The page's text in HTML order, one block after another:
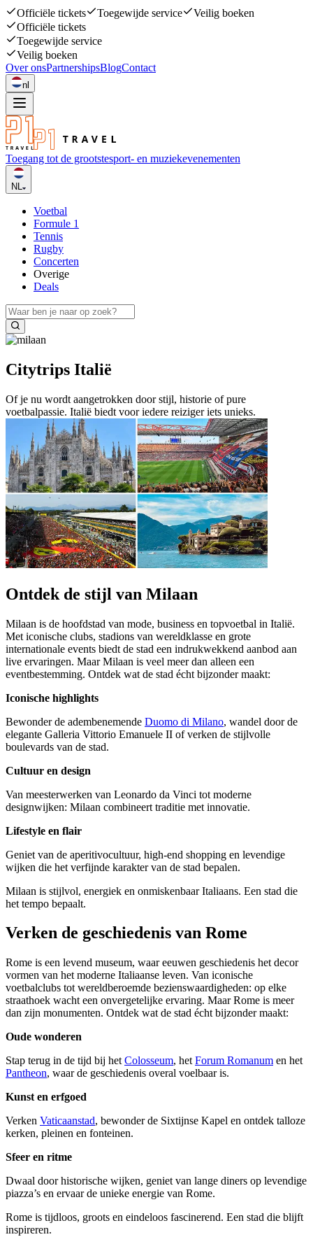
Officiële tickets Toegewijde service
Veilig boeken
Officiële tickets
Toegewijde service
Veilig boeken
Over onsPartnershipsBlogContact
nl
Toegang tot de grootstesport- en muziekevenementen
NL
Voetbal
Formule 1
Tennis
Rugby
Concerten
Overige
Deals
Citytrips Italië
Of je nu wordt aangetrokken door stijl, historie of pure
voetbalpassie. Italië biedt voor iedere reiziger iets unieks.
Ontdek de stijl van Milaan
Milaan is de hoofdstad van mode, business en topvoetbal in Italië.
Met iconische clubs, stadions van wereldklasse en grote
internationale events biedt de stad een indrukwekkend aanbod aan
live ervaringen. Maar Milaan is veel meer dan alleen een
eventbestemming. Ontdek wat de stad écht bijzonder maakt:
Iconische highlights
Bewonder de adembenemende Duomo di Milano, wandel door de
elegante Galleria Vittorio Emanuele II of verken de stijlvolle
boulevards van de stad.
Cultuur en design
Van meesterwerken van Leonardo da Vinci tot moderne
designwijken: Milaan combineert traditie met innovatie.
Lifestyle en flair
Geniet van de aperitivocultuur, high-end shopping en levendige
wijken die het verfijnde karakter van de stad bepalen.
Milaan is stijlvol, energiek en onmiskenbaar Italiaans. Een stad die
het tempo bepaalt.
Verken de geschiedenis van Rome
Rome is een levend museum, waar eeuwen geschiedenis het decor
vormen van het moderne Italiaanse leven. Van iconische
voetbalclubs tot wereldberoemde bezienswaardigheden: op elke
straathoek wacht een onvergetelijke ervaring. Maar Rome is meer
dan zijn monumenten. Ontdek wat de stad écht bijzonder maakt:
Oude wonderen
Stap terug in de tijd bij het Colosseum, het Forum Romanum en het
Pantheon, waar de geschiedenis overal voelbaar is.
Kunst en erfgoed
Verken Vaticaanstad, bewonder de Sixtijnse Kapel en ontdek talloze
kerken, pleinen en fonteinen.
Sfeer en ritme
Dwaal door historische wijken, geniet van lange diners op levendige
piazza’s en ervaar de unieke energie van Rome.
Rome is tijdloos, groots en eindeloos fascinerend. Een stad die blijft
inspireren.